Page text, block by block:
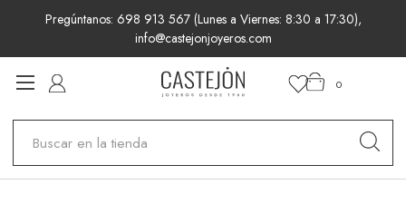
Pregúntanos: 698 913 567 (Lunes a Viernes: 8:30 a 17:30),
info@castejonjoyeros.com
0